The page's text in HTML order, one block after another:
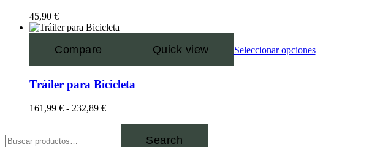
45,90 €
Compare Quick view Seleccionar opciones
Tráiler para Bicicleta
161,99 € - 232,89 €
Search